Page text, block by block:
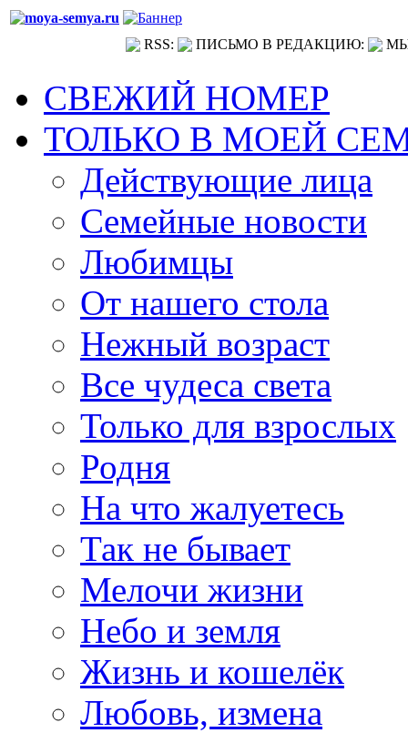
RSS: ПИСЬМО В РЕДАКЦИЮ:
СВЕЖИЙ НОМЕР
ТОЛЬКО В МОЕЙ
Действующие лица
Семейные новости
Любимцы
От нашего стола
Нежный возраст
Все чудеса света
Только для взрослых
Родня
На что жалуетесь
Так не бывает
Мелочи жизни
Небо и земля
Жизнь и кошелёк
Любовь, измена